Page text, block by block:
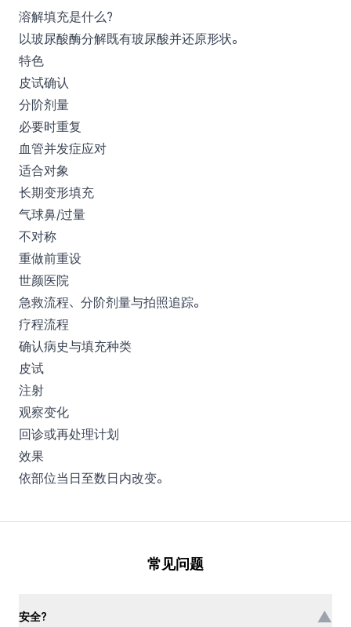
溶解填充是什么?
以玻尿酸酶分解既有玻尿酸并还原形状。
特色
皮试确认
分阶剂量
必要时重复
血管并发症应对
适合对象
长期变形填充
气球鼻/过量
不对称
重做前重设
世颜医院
急救流程、分阶剂量与拍照追踪。
疗程流程
确认病史与填充种类
皮试
注射
观察变化
回诊或再处理计划
效果
依部位当日至数日内改变。
常见问题
安全? ▼